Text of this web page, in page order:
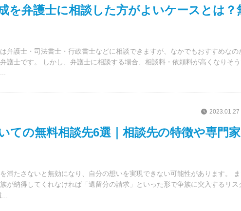
を弁護士に相談した方がよいケースとは？
弁護士・司法書士・行政書士などに相談できますが、なかでもおすすめなの
護士です。 しかし、弁護士に相談する場合、相談料・依頼料が高くなりそ
2023.01.27
ての無料相談先6選｜相談先の特徴や専門
満たさないと無効になり、自分の想いを実現できない可能性があります。
が納得してくれなければ「遺留分の請求」といった形で争族に突入するリス
...